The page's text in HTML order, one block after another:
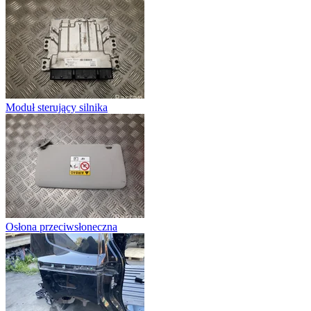
Moduł sterujący silnika
Osłona przeciwsłoneczna